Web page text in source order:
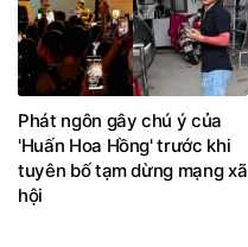
Phát ngôn gây chú ý của
'Huấn Hoa Hồng' trước khi
tuyên bố tạm dừng mạng xã
hội